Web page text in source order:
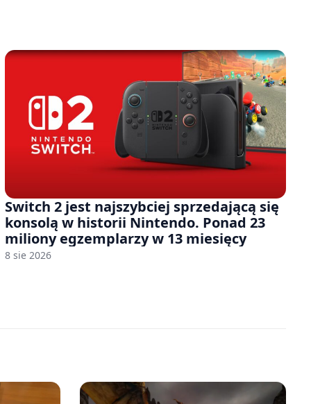
Switch 2 jest najszybciej sprzedającą się
konsolą w historii Nintendo. Ponad 23
miliony egzemplarzy w 13 miesięcy
8 sie 2026